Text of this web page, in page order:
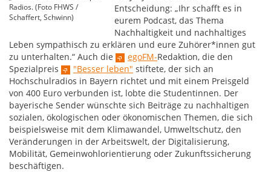
Radios. (Foto FHWS /
Schaffert, Schwinn)
Entscheidung: „Ihr schafft es in
eurem Podcast, das Thema
Nachhaltigkeit und nachhaltiges
Leben sympathisch zu erklären und eure Zuhörer*innen gut
zu unterhalten.“ Auch die
egoFM-Redaktion, die den
Spezialpreis
"Besser leben" stiftete, der sich an
Hochschulradios in Bayern richtet und mit einem Preisgeld
von 400 Euro verbunden ist, lobte die Studentinnen. Der
bayerische Sender wünschte sich Beiträge zu nachhaltigen
sozialen, ökologischen oder ökonomischen Themen, die sich
beispielsweise mit dem Klimawandel, Umweltschutz, den
Veränderungen in der Arbeitswelt, der Digitalisierung,
Mobilität, Gemeinwohlorientierung oder Zukunftssicherung
beschäftigen.